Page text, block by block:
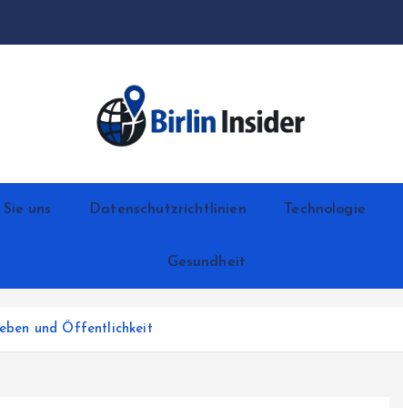
uns Datenschutzrichtlinien Technologie
Gesundheit
und Öffentlichkeit